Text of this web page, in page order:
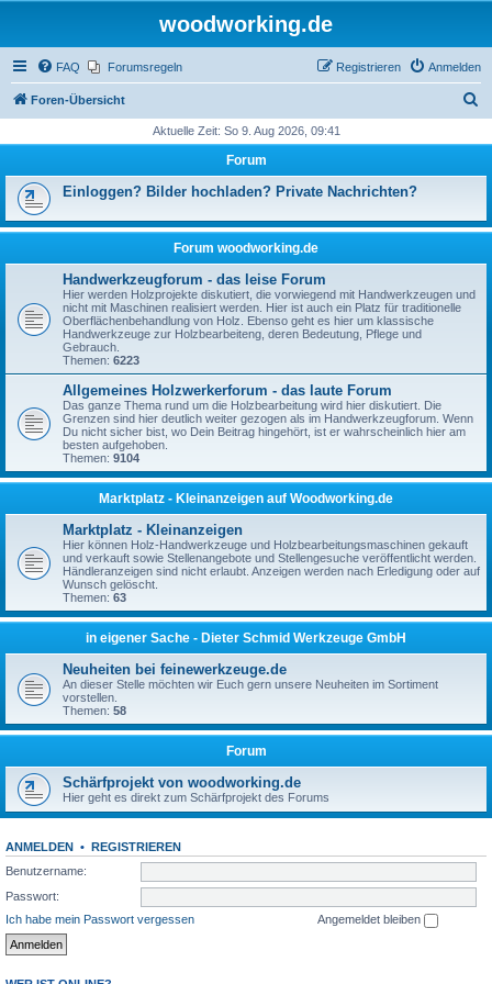
woodworking.de
FAQ Forumsregeln Anmelden
Registrieren
Foren-Übersicht
h
Aktuelle Zeit: So 9. Aug 2026, 09:41
Forum
Einloggen? Bilder hochladen? Private Nachrichten?
Forum woodworking.de
Handwerkzeugforum - das leise Forum
Hier werden Holzprojekte diskutiert, die vorwiegend mit Handwerkzeugen und
nicht mit Maschinen realisiert werden. Hier ist auch ein Platz für traditionelle
Oberflächenbehandlung von Holz. Ebenso geht es hier um klassische
Handwerkzeuge zur Holzbearbeiteng, deren Bedeutung, Pflege und
Gebrauch.
Themen: 6223
Allgemeines Holzwerkerforum - das laute Forum
Das ganze Thema rund um die Holzbearbeitung wird hier diskutiert. Die
Grenzen sind hier deutlich weiter gezogen als im Handwerkzeugforum. Wenn
Du nicht sicher bist, wo Dein Beitrag hingehört, ist er wahrscheinlich hier am
besten aufgehoben.
Themen: 9104
Marktplatz - Kleinanzeigen auf Woodworking.de
Marktplatz - Kleinanzeigen
Hier können Holz-Handwerkzeuge und Holzbearbeitungsmaschinen gekauft
und verkauft sowie Stellenangebote und Stellengesuche veröffentlicht werden.
Händleranzeigen sind nicht erlaubt. Anzeigen werden nach Erledigung oder auf
Wunsch gelöscht.
Themen: 63
in eigener Sache - Dieter Schmid Werkzeuge GmbH
Neuheiten bei feinewerkzeuge.de
An dieser Stelle möchten wir Euch gern unsere Neuheiten im Sortiment
vorstellen.
Themen: 58
Forum
Schärfprojekt von woodworking.de
Hier geht es direkt zum Schärfprojekt des Forums
ANMELDEN • REGISTRIEREN
Benutzername:
Passwort:
Ich habe mein Passwort vergessen
Angemeldet bleiben